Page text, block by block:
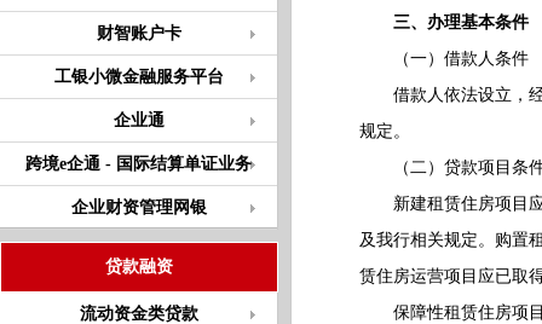
财智账户卡
工银小微金融服务平台
企业通
跨境e企通 - 国际结算单证业务
企业财资管理网银
贷款融资
流动资金类贷款
三、办理基本条件
（一）借款人条件
借款人依法设立，经
规定。
（二）贷款项目条
新建租赁住房项目应
及我行相关规定。购置
赁住房运营项目应已取
保障性租赁住房项目